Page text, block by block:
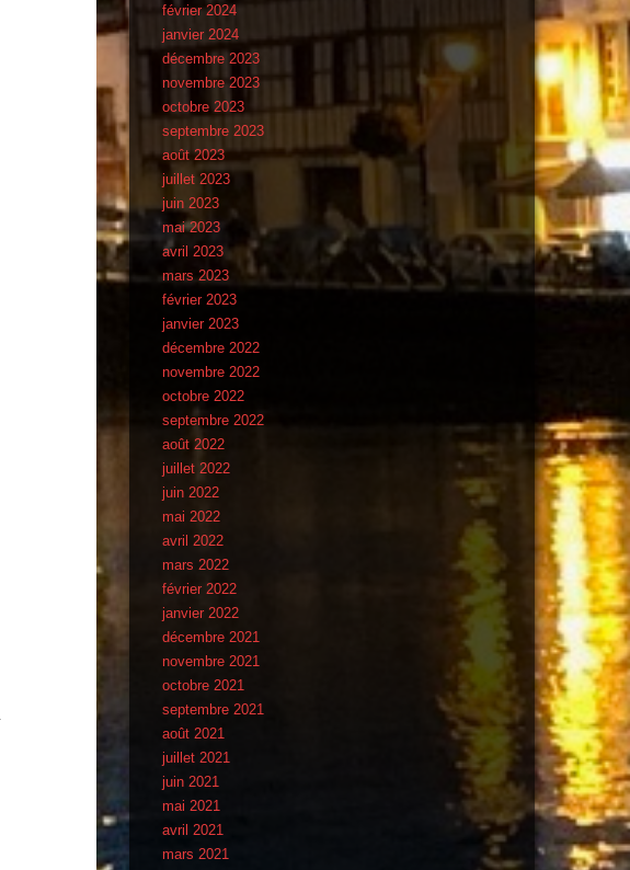
février 2024
janvier 2024
décembre 2023
novembre 2023
octobre 2023
septembre 2023
août 2023
juillet 2023
juin 2023
mai 2023
avril 2023
mars 2023
février 2023
janvier 2023
décembre 2022
novembre 2022
octobre 2022
septembre 2022
août 2022
juillet 2022
juin 2022
mai 2022
avril 2022
mars 2022
février 2022
janvier 2022
décembre 2021
novembre 2021
octobre 2021
septembre 2021
août 2021
juillet 2021
juin 2021
mai 2021
avril 2021
mars 2021